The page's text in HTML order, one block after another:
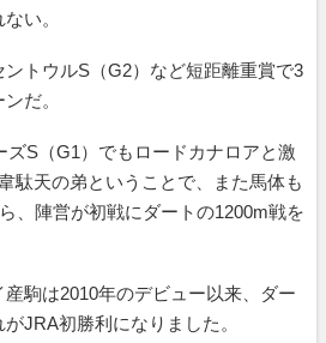
い。
トウルS（G2）など短距離重賞で3
だ。
S（G1）でもロードカナロアと激
駄天の弟ということで、また馬体も
、陣営が初戦にダートの1200m戦を
産駒は2010年のデビュー以来、ダー
JRA初勝利になりました。